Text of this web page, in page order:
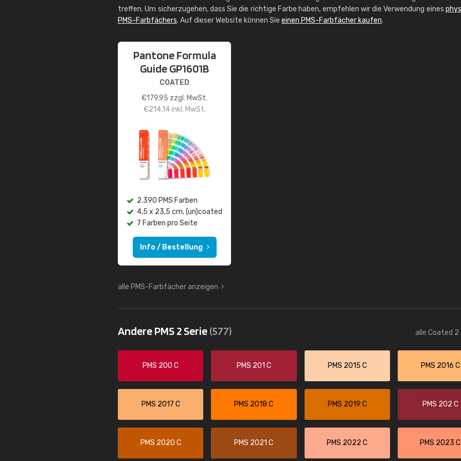
treffen. Um sicherzugehen, dass Sie die richtige Farbe haben, empfehlen wir die Verwendung eines
PMS-Farbfächers. Auf dieser Website können Sie einen PMS-Farbfächer kaufen.
Pantone Formula
Guide GP1601B
COATED
€179,95 zzgl. MwSt.
€214,14inkl. MwSt.
2.390 PMS Farben
4,5 x 23,5 cm, (un)coated
7 Farben pro Seite
Info / Bestellung
alle PMS-Farbfächer anzeigen
Andere PMS 2 Serie(577) alle Coated 2
PMS 200 C PMS 201 C PMS 2015 C PMS 2016 C
PMS 2017 C PMS 2018 C PMS 2019 C PMS 202 C
PMS 2020 C PMS 2021 C PMS 2022 C PMS 2023 C